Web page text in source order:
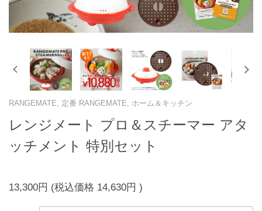
RANGEMATE, 定番 RANGEMATE, ホーム＆キッチン
レンジメート プロ＆スチーマー アタ
ッチメント 特別セット
13,300円 (税込価格 14,630円 )